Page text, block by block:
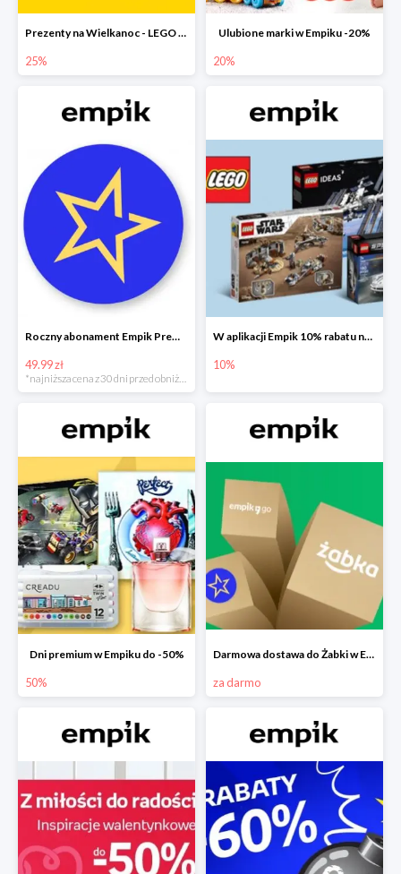
Prezenty na Wielkanoc - LEGO w Empiku do -25%
25%
Ulubione marki w Empiku -20%
20%
Roczny abonament Empik Premium w super cenie
49.99 zł
*najniższa cena z 30 dni przed obniżką
W aplikacji Empik 10% rabatu na klocki LEGO
10%
Dni premium w Empiku do -50%
50%
Darmowa dostawa do Żabki w Empiku
za darmo